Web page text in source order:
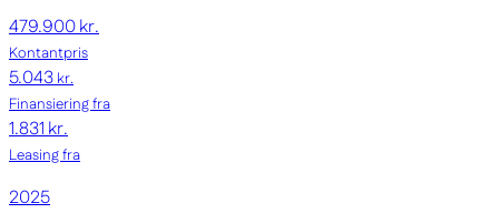
479.900 kr.
Kontantpris
5.043kr.
Finansiering fra
1.831 kr.
Leasing fra
2025